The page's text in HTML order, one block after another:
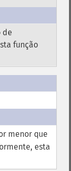
de
função
menor que
esta